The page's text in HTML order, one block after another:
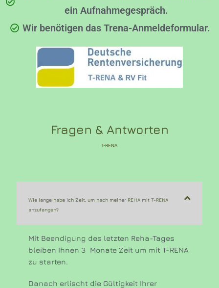
ein Aufnahmegespräch.
Wir benötigen das Trena-Anmeldeformular.
Fragen & Antworten
T-RENA
Wie lange habe ich Zeit, um nach meiner REHA mit T-RENA
anzufangen?
Mit Beendigung des letzten Reha-Tages
bleiben Ihnen 3 Monate Zeit um mit T-RENA
zu starten.
Danach erlischt die Gültigkeit Ihrer